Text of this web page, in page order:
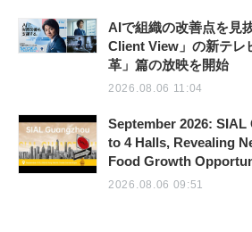
AIで組織の改善点を見
Client View」の新テレ
革」篇の放映を開始
2026.08.06 11:04
September 2026:
to 4 Halls, Revealing
Food Growth
2026.08.06 09:51